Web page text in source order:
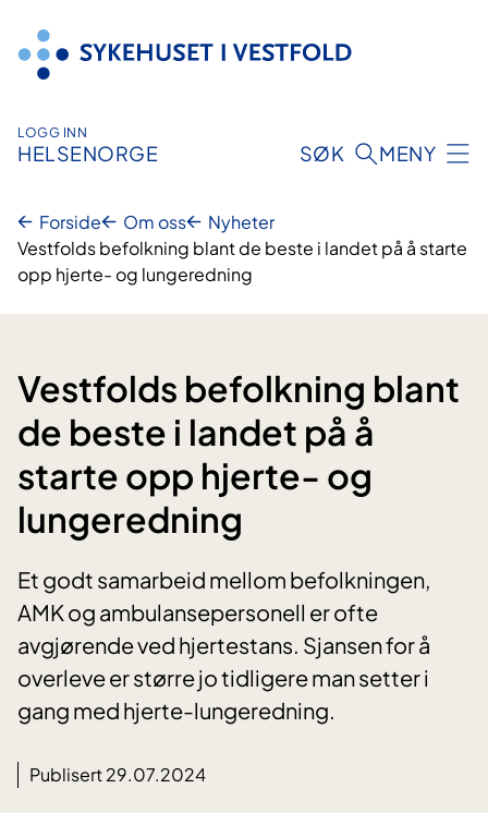
innhold
LOGG INN
HELSENORGE SØK MENY
Forside Om oss
Nyheter
Vestfolds befolkning blant de beste i landet på å starte
opp hjerte- og lungeredning
Vestfolds befolkning blant
de beste i landet på å
starte opp hjerte- og
lungeredning
Et godt samarbeid mellom befolkningen,
AMK og ambulansepersonell er ofte
avgjørende ved hjertestans. Sjansen for å
overleve er større jo tidligere man setter i
gang med hjerte-lungeredning.
Publisert 29.07.2024